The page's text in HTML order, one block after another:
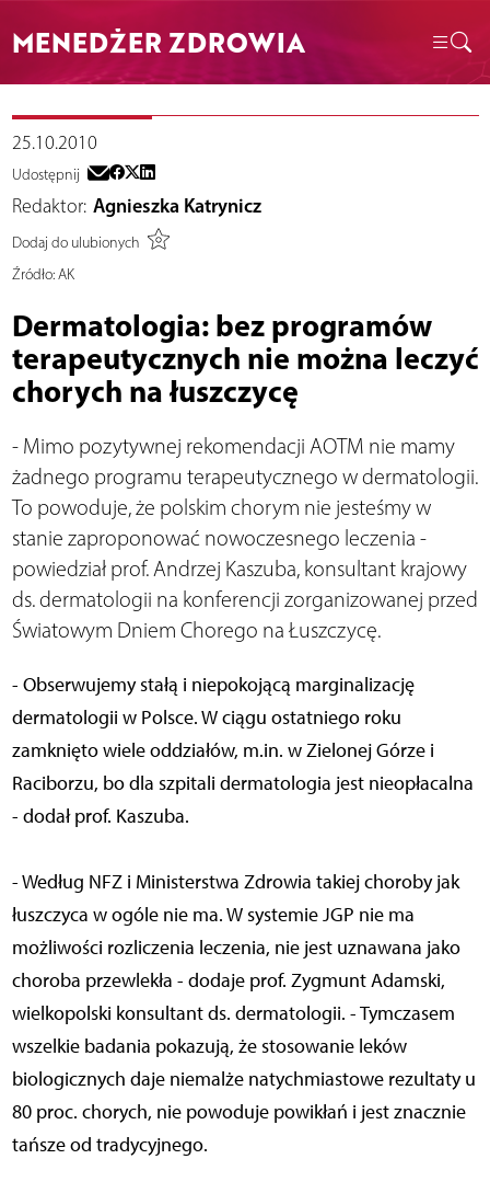
MENEDŻER ZDROWIA
25.10.2010
Udostępnij
Redaktor: Agnieszka Katrynicz
Dodaj do ulubionych
Źródło:AK
Dermatologia: bez programów
terapeutycznych nie można leczyć
chorych na łuszczycę
- Mimo pozytywnej rekomendacji AOTM nie mamy
żadnego programu terapeutycznego w dermatologii.
To powoduje, że polskim chorym nie jesteśmy w
stanie zaproponować nowoczesnego leczenia -
powiedział prof. Andrzej Kaszuba, konsultant krajowy
ds. dermatologii na konferencji zorganizowanej przed
Światowym Dniem Chorego na Łuszczycę.
- Obserwujemy stałą i niepokojącą marginalizację
dermatologii w Polsce. W ciągu ostatniego roku
zamknięto wiele oddziałów, m.in. w Zielonej Górze i
Raciborzu, bo dla szpitali dermatologia jest nieopłacalna
- dodał prof. Kaszuba.
- Według NFZ i Ministerstwa Zdrowia takiej choroby jak
łuszczyca w ogóle nie ma. W systemie JGP nie ma
możliwości rozliczenia leczenia, nie jest uznawana jako
choroba przewlekła - dodaje prof. Zygmunt Adamski,
wielkopolski konsultant ds. dermatologii. - Tymczasem
wszelkie badania pokazują, że stosowanie leków
biologicznych daje niemalże natychmiastowe rezultaty u
80 proc. chorych, nie powoduje powikłań i jest znacznie
tańsze od tradycyjnego.